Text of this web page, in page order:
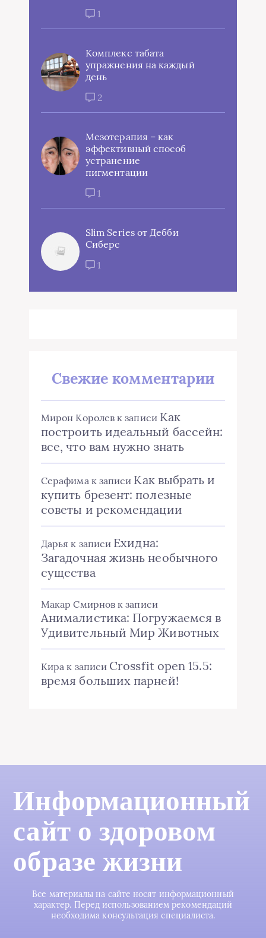
1
Комплекс табата
упражнения на каждый
день
2
Мезотерапия – как
эффективный способ
устранение
пигментации
1
Slim Series от Дебби
Сиберс
1
Свежие комментарии
Мирон Королев к записи Как
построить идеальный бассейн:
все, что вам нужно знать
Серафимак записи Как выбрать и
купить брезент: полезные
советы и рекомендации
Дарья к записи Ехидна:
Загадочная жизнь необычного
существа
Макар Смирнов к записи
Анималистика: Погружаемся в
Удивительный Мир Животных
Кира к записи Crossfit open 15.5:
время больших парней!
Информационный
сайт о здоровом
образе жизни
Все материалы на сайте носят информационный
характер. Перед использованием рекомендаций
необходима консультация специалиста.